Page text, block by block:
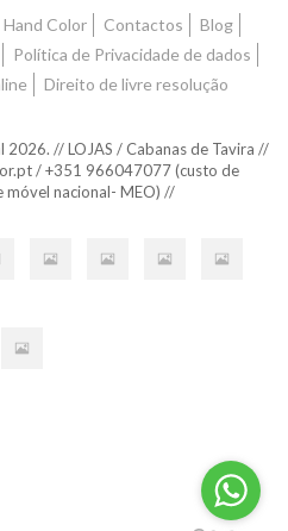
Hand Color Contactos
Blog
Política de Privacidade de dados
Direito de livre resolução
// LOJAS / Cabanas de Tavira //
/ +351 966047077 (custo de
móvel nacional- MEO) //